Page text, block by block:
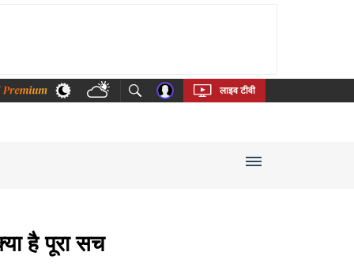
Bengali Telugu Tamil Kannada Malayalam
लाइव टीवी
है पूरा सच